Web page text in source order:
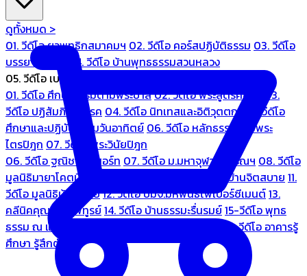
ดูทั้งหมด >
01. วีดีโอ ยุวพุทธิกสมาคมฯ 02. วีดีโอ คอร์สปฏิบัติธรรม 03. วีดีโอ
บรรยายทั่วไป
04. วีดีโอ บ้านพุทธธรรมสวนหลวง
05. วีดีโอ เบนซ์ทองหล่อ
01. วีดีโอ ศึกษาธรรมตามพระบาลี02. วีดีโอ พระสูตรศึกษา
03.
วีดีโอ ปฏิสัมภิทามรรค 04. วีดีโอ นิทเทสและอิติวุตตกะ
05. วีดีโอ
ศึกษาและปฏิบัติธรรมวันอาทิตย์ 06. วีดีโอ หลักธรรมตามพระ
ไตรปิฎก 07. วีดีโอ พระวินัยปิฎก
06. วีดีโอ ฐณิชาฌ์รีสอร์ท 07. วีดีโอ ม.มหาจุฬาลงกรณฯ 08. วีดีโอ
มูลนิธิมายาโคตมี
10. วีดีโอ บ้านจิตสบาย 11.
วีดีโอ มูลนิธิบ้านอารีย์12. วีดีโอ บมจ.มหพันธ์ไฟเบอร์ซีเมนต์13.
คลีนิคคุณหมอไพทูรย์14. วีดีโอ บ้านธรรมะรื่นรมย์15-วีดีโอ พุทธ
ธรรม ณ แดนพุทธภูมิ
19. วีดีโอ อาคารรู้
ศึกษา รู้สึกตัว